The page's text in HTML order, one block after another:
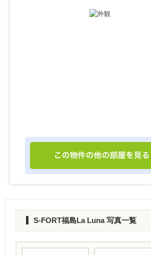
S-FORT福島La Luna 写真一覧